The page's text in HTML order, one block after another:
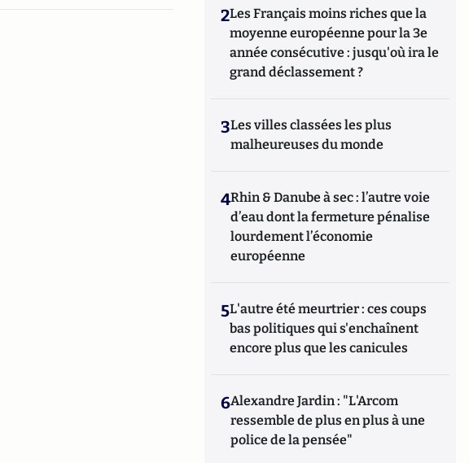
2Les Français moins riches que la
moyenne européenne pour la 3e
année consécutive : jusqu'où ira le
grand déclassement ?
3Les villes classées les plus
malheureuses du monde
4Rhin & Danube à sec : l’autre voie
d’eau dont la fermeture pénalise
lourdement l’économie
européenne
5L'autre été meurtrier : ces coups
bas politiques qui s'enchaînent
encore plus que les canicules
6Alexandre Jardin : "L'Arcom
ressemble de plus en plus à une
police de la pensée"